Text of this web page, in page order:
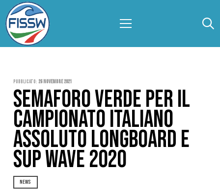
Pubblicato: 26 Novembre 2021
SEMAFORO VERDE PER IL
CAMPIONATO ITALIANO
ASSOLUTO LONGBOARD E
SUP WAVE 2020
NEWS